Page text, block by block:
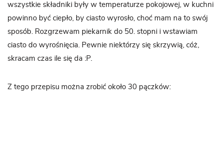
wszystkie składniki były w temperaturze pokojowej, w kuchni
powinno być ciepło, by ciasto wyrosło, choć mam na to swój
sposób. Rozgrzewam piekarnik do 50. stopni i wstawiam
ciasto do wyrośnięcia. Pewnie niektórzy się skrzywią, cóż,
skracam czas ile się da :P.
Z tego przepisu można zrobić około 30 pączków: